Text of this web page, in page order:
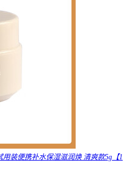
装便携补水保湿滋润焕 清爽款5g【1